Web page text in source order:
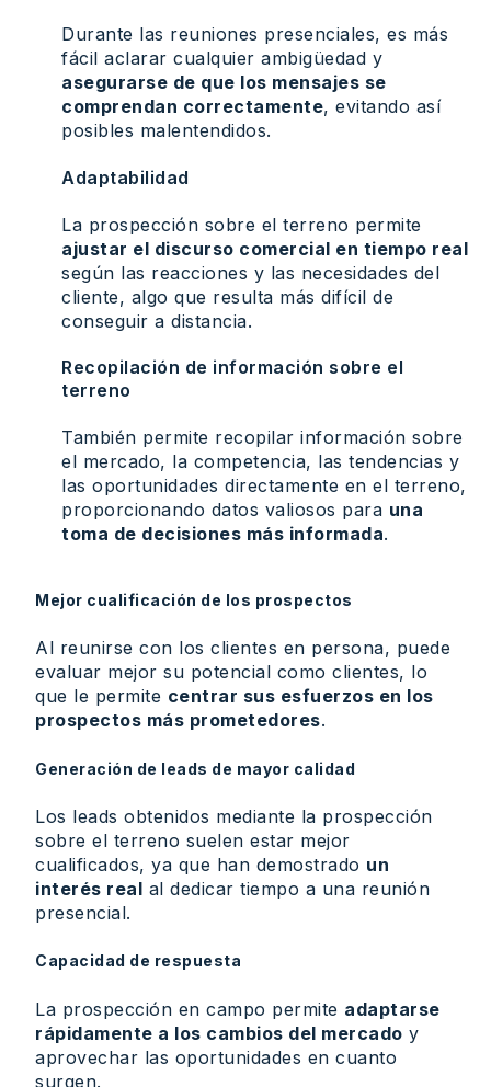
Durante las reuniones presenciales, es más
fácil aclarar cualquier ambigüedad y
asegurarse de que los mensajes se
comprendan correctamente, evitando así
posibles malentendidos.
Adaptabilidad
La prospección sobre el terreno permite
ajustar el discurso comercial en tiempo real
según las reacciones y las necesidades del
cliente, algo que resulta más difícil de
conseguir a distancia.
Recopilación de información sobre el
terreno
También permite recopilar información sobre
el mercado, la competencia, las tendencias y
las oportunidades directamente en el terreno,
proporcionando datos valiosos para una
toma de decisiones más informada.
Mejor cualificación de los prospectos
Al reunirse con los clientes en persona, puede
evaluar mejor su potencial como clientes, lo
que le permite centrar sus esfuerzos en los
prospectos más prometedores.
Generación de leads de mayor calidad
Los leads obtenidos mediante la prospección
sobre el terreno suelen estar mejor
cualificados, ya que han demostrado un
interés real al dedicar tiempo a una reunión
presencial.
Capacidad de respuesta
La prospección en campo permite adaptarse
rápidamente a los cambios del mercado y
aprovechar las oportunidades en cuanto
surgen.